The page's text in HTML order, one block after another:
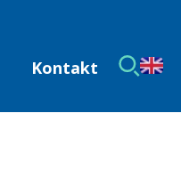
Kontakt